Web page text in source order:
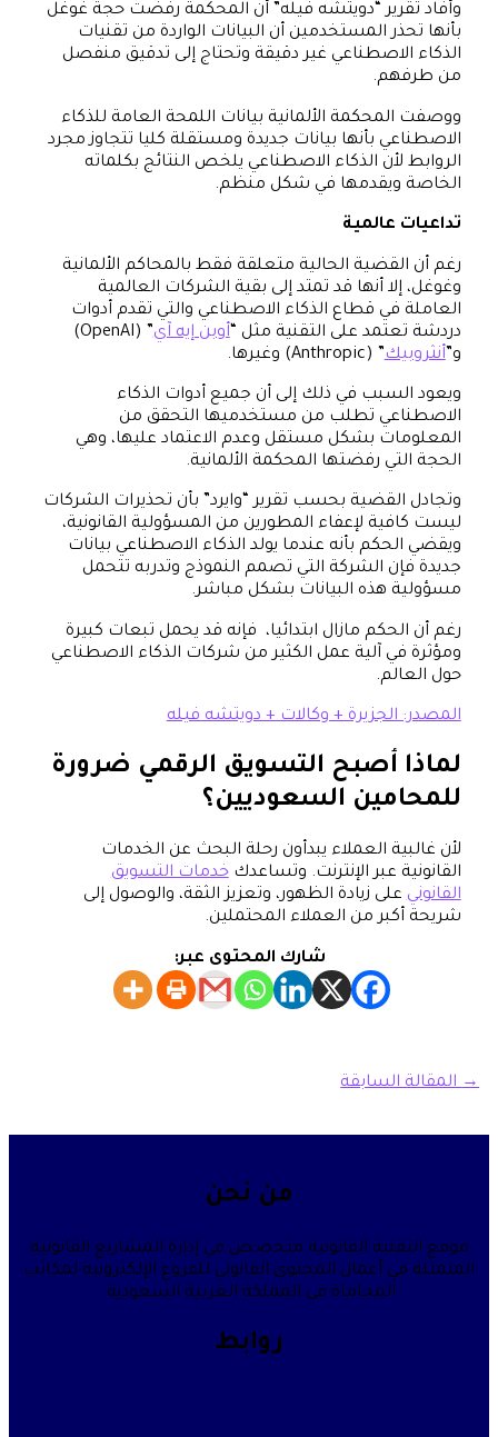
وأفاد تقرير “دويتشه فيله” أن المحكمة رفضت حجة غوغل
بأنها تحذر المستخدمين أن البيانات الواردة من تقنيات
الذكاء الاصطناعي غير دقيقة وتحتاج إلى تدقيق منفصل
من طرفهم.
ووصفت المحكمة الألمانية بيانات اللمحة العامة للذكاء
الاصطناعي بأنها بيانات جديدة ومستقلة كليا تتجاوز مجرد
الروابط لأن الذكاء الاصطناعي يلخص النتائج بكلماته
الخاصة ويقدمها في شكل منظم.
تداعيات عالمية
رغم أن القضية الحالية متعلقة فقط بالمحاكم الألمانية
وغوغل، إلا أنها قد تمتد إلى بقية الشركات العالمية
العاملة في قطاع الذكاء الاصطناعي والتي تقدم أدوات
دردشة تعتمد على التقنية مثل “أوبن إيه آي
” (OpenAI)
و”أنثروبيك” (Anthropic) وغيرها.
ويعود السبب في ذلك إلى أن جميع أدوات الذكاء
الاصطناعي تطلب من مستخدميها التحقق من
المعلومات بشكل مستقل وعدم الاعتماد عليها، وهي
الحجة التي رفضتها المحكمة الألمانية.
وتجادل القضية بحسب تقرير “وايرد” بأن تحذيرات الشركات
ليست كافية لإعفاء المطورين من المسؤولية القانونية،
ويقضي الحكم بأنه عندما يولد الذكاء الاصطناعي بيانات
جديدة فإن الشركة التي تصمم النموذج وتدربه تتحمل
مسؤولية هذه البيانات بشكل مباشر.
رغم أن الحكم مازال ابتدائيا، فإنه قد يحمل تبعات كبيرة
ومؤثرة في آلية عمل الكثير من شركات الذكاء الاصطناعي
حول العالم.
المصدر: الجزيرة + وكالات + دويتشه فيله
لماذا أصبح التسويق الرقمي ضرورة
للمحامين السعوديين؟
لأن غالبية العملاء يبدأون رحلة البحث عن الخدمات
القانونية عبر الإنترنت. وتساعدكخدمات التسويق
القانونيعلى زيادة الظهور، وتعزيز الثقة، والوصول إلى
شريحة أكبر من العملاء المحتملين.
شارك المحتوى عبر:
→المقالة السابقة
من نحن
موقع التقنية القانونية متخصص في إدارة المشاريع القانونية
المتمثلة في أعمال المحتوى القانوني للفروع الإلكترونية لمكاتب
المحاماة في المملكة العربية السعودية.
روابط